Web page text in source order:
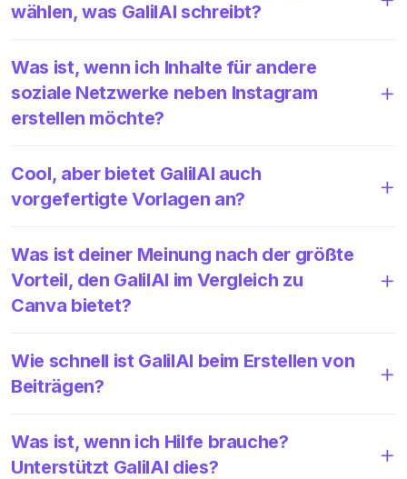
wählen, was GalilAI schreibt?
Was ist, wenn ich Inhalte für andere
soziale Netzwerke neben Instagram
erstellen möchte?
Cool, aber bietet GalilAI auch
vorgefertigte Vorlagen an?
Was ist deiner Meinung nach der größte
Vorteil, den GalilAI im Vergleich zu
Canva bietet?
Wie schnell ist GalilAI beim Erstellen von
Beiträgen?
Was ist, wenn ich Hilfe brauche?
Unterstützt GalilAI dies?